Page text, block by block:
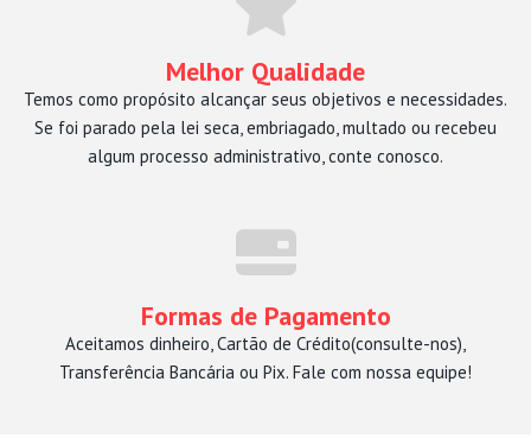
Melhor Qualidade
Temos como propósito alcançar seus objetivos e necessidades.
Se foi parado pela lei seca, embriagado, multado ou recebeu
algum processo administrativo, conte conosco.
Formas de Pagamento
Aceitamos dinheiro, Cartão de Crédito(consulte-nos),
Transferência Bancária ou Pix. Fale com nossa equipe!